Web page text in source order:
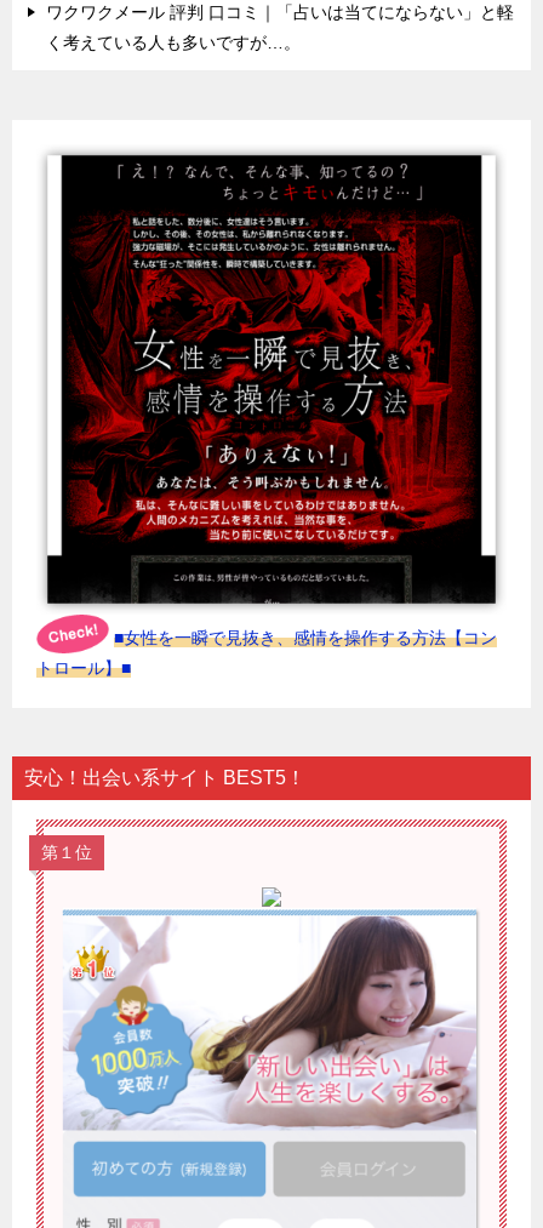
ワクワクメール 評判 口コミ｜「占いは当てにならない」と軽
く考えている人も多いですが…。
■女性を一瞬で見抜き、感情を操作する方法【コン
トロール】■
安心！出会い系サイト BEST5！
第１位